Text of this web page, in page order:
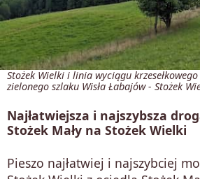
Stożek Wielki i linia wyciągu
zielonego szlaku Wisła Łabajów - Stożek
Najłatwiejsza i najszybsza
Stożek Mały na Stożek Wielki
Pieszo najłatwiej i najszybciej